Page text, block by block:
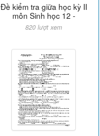
Đề kiểm tra giữa học kỳ II
môn Sinh học 12 -
820 lượt xem